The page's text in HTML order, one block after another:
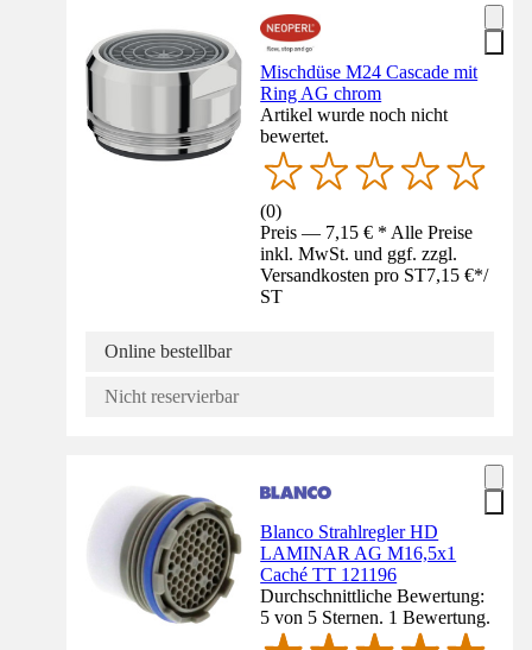
Mischdüse M24 Cascade mit
Ring AG chrom
Artikel wurde noch nicht
bewertet.
(0)
Preis — 7,15 € * Alle Preise
inkl. MwSt. und ggf. zzgl.
Versandkosten pro ST7,15 €*/
ST
Online bestellbar
Nicht reservierbar
Blanco Strahlregler HD
LAMINAR AG M16,5x1
Caché TT 121196
Durchschnittliche Bewertung:
5 von 5 Sternen. 1 Bewertung.